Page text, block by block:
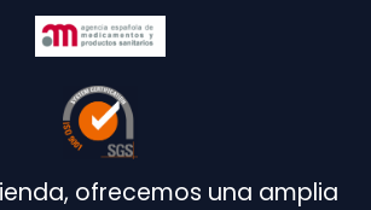
ofrecemos una amplia